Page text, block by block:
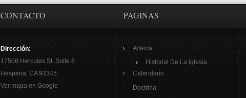
CONTACTO
Dirección:
17508 Hercules St. Suite 8
Hesperia, CA 92345
Ver mapa en Google
PAGINAS
Acerca
Historial De La Iglesia
Calendario
Doctrina